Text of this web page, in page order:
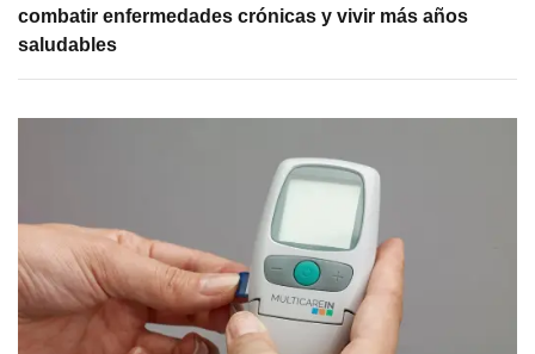
combatir enfermedades crónicas y vivir más años
saludables